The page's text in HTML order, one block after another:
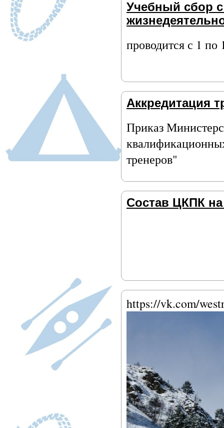
Учебный сбор
проводится с 1 по
Аккредитация
Приказ
тренеров"
Состав ЦКПК на
https://vk.com/